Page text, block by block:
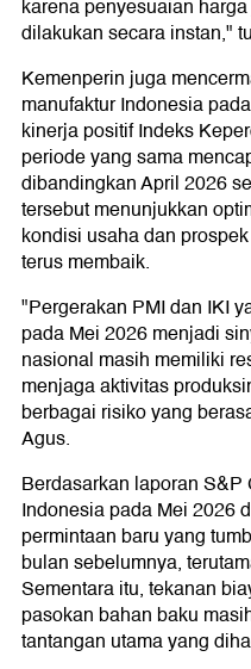
karena penyesuaian
dilakukan secara instan,"
Kemenperin juga
manufaktur Indonesia
kinerja positif Indeks
periode yang sama
dibandingkan April 2026
tersebut menunjukkan
kondisi usaha dan
terus membaik.
"Pergerakan PMI dan IKI
pada Mei 2026 menjadi
nasional masih memiliki
menjaga aktivitas
berbagai risiko yang
Agus.
Berdasarkan laporan
Indonesia pada Mei 2026
permintaan baru yang
bulan sebelumnya,
Sementara itu, tekanan
pasokan bahan baku
tantangan utama yang